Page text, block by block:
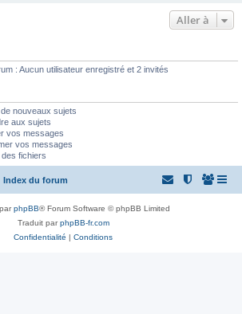
Aller à
: Aucun utilisateur enregistré et 2 invités
nouveaux sujets
aux sujets
vos messages
vos messages
des fichiers
Index du forum
phpBB® Forum Software © phpBB Limited
Traduit parphpBB-fr.com
Confidentialité | Conditions